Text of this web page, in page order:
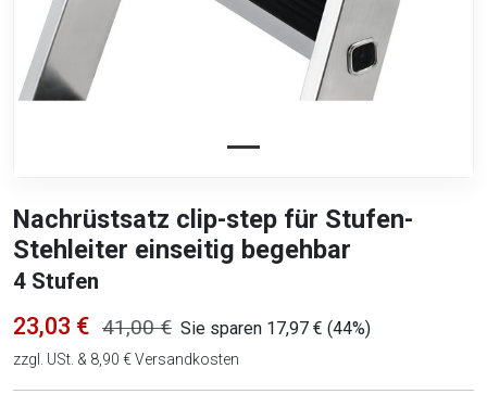
Nachrüstsatz clip-step für Stufen-
Stehleiter einseitig begehbar
4 Stufen
23,03 € 41,00 € Sie sparen 17,97 € (44%)
zzgl. USt. & 8,90 € Versandkosten